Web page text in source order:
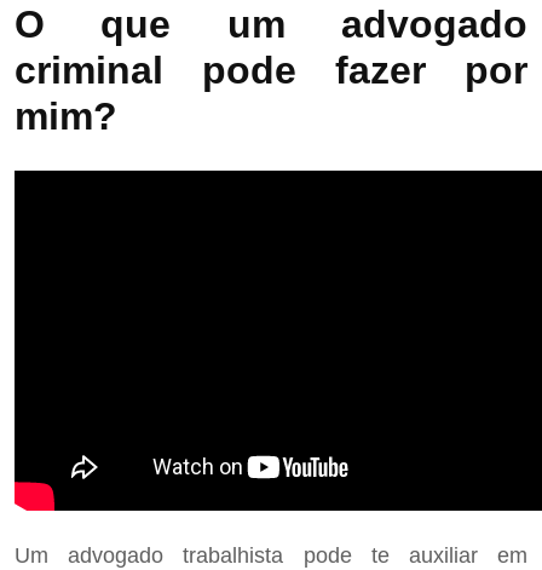
O que um advogado
criminal pode fazer por
mim?
Um advogado trabalhista pode te auxiliar em